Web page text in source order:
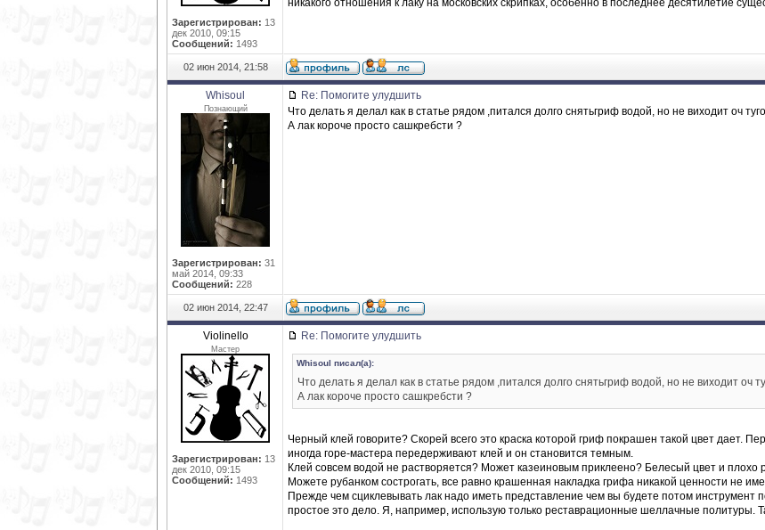
Зарегистрирован: 13
дек 2010, 09:15
Сообщений: 1493
никакого отношения к лаку на московских скрипках, особенно в последнее десятилетие
02 июн 2014, 21:58
Whisoul
Познающий
Зарегистрирован: 31
май 2014, 09:33
Сообщений: 228
Re: Помогите улудшить
Что делать я делал как в статье рядом ,питался долго снятьгриф водой, но не виходит оч
А лак короче просто сашкребсти ?
02 июн 2014, 22:47
Violinello
Мастер
Зарегистрирован: 13
дек 2010, 09:15
Сообщений: 1493
Re: Помогите улудшить
Whisoul писал(а):
Что делать я делал как в статье рядом ,питался долго снятьгриф водой, но не виходит оч
А лак короче просто сашкребсти ?
Черный клей говорите? Скорей всего это краска которой гриф покрашен такой цвет дает.
иногда горе-мастера передерживают клей и он становится темным.
Клей совсем водой не растворяется? Может казеиновым приклеено? Белесый цвет и плохо
Можете рубанком сострогать, все равно крашенная накладка грифа никакой ценности не
Прежде чем сциклевывать лак надо иметь представление чем вы будете потом инструмент
простое это дело. Я, например, использую только реставрационные шеллачные политуры.